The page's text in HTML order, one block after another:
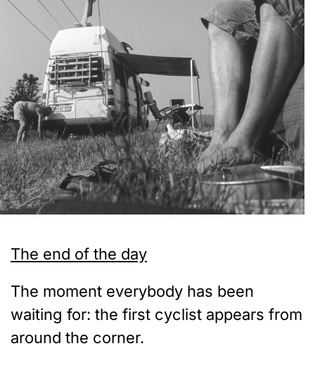
The end of the day
The moment everybody has been
waiting for: the first cyclist appears from
around the corner.